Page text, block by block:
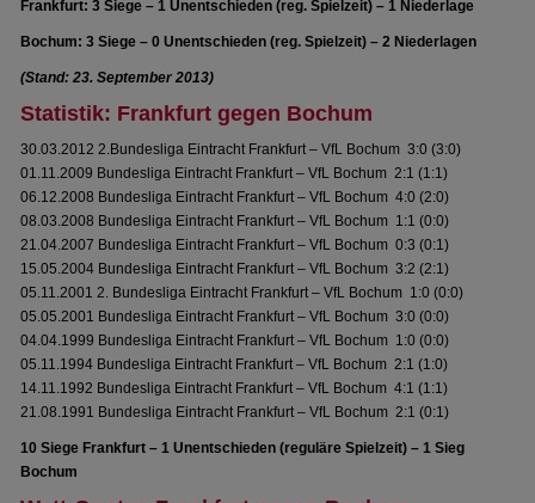
Frankfurt: 3 Siege – 1 Unentschieden (reg. Spielzeit) – 1 Niederlage
Bochum: 3 Siege – 0 Unentschieden (reg. Spielzeit) – 2 Niederlagen
(Stand: 23. September 2013)
Statistik: Frankfurt gegen Bochum
30.03.2012 2.Bundesliga Eintracht Frankfurt – VfL Bochum 3:0 (3:0)
01.11.2009 Bundesliga Eintracht Frankfurt – VfL Bochum 2:1 (1:1)
06.12.2008 Bundesliga Eintracht Frankfurt – VfL Bochum 4:0 (2:0)
08.03.2008 Bundesliga Eintracht Frankfurt – VfL Bochum 1:1 (0:0)
21.04.2007 Bundesliga Eintracht Frankfurt – VfL Bochum 0:3 (0:1)
15.05.2004 Bundesliga Eintracht Frankfurt – VfL Bochum 3:2 (2:1)
05.11.2001 2. Bundesliga Eintracht Frankfurt – VfL Bochum 1:0 (0:0)
05.05.2001 Bundesliga Eintracht Frankfurt – VfL Bochum 3:0 (0:0)
04.04.1999 Bundesliga Eintracht Frankfurt – VfL Bochum 1:0 (0:0)
05.11.1994 Bundesliga Eintracht Frankfurt – VfL Bochum 2:1 (1:0)
14.11.1992 Bundesliga Eintracht Frankfurt – VfL Bochum 4:1 (1:1)
21.08.1991 Bundesliga Eintracht Frankfurt – VfL Bochum 2:1 (0:1)
10 Siege Frankfurt – 1 Unentschieden (reguläre Spielzeit) – 1 Sieg
Bochum